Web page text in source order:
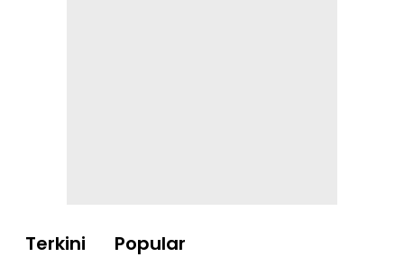
Terkini Popular